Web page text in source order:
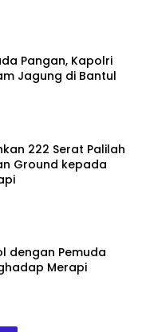
Pangan, Kapolri
Jagung di Bantul
222 Serat Palilah
Ground kepada
dengan Pemuda
Merapi